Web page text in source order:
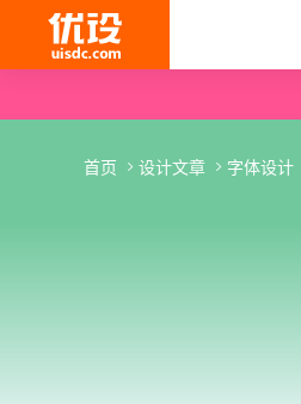
首页 设计文章 字体设计